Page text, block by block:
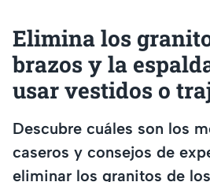
Elimina los
brazos y la
usar vestidos o
Descubre cuáles son los
caseros y consejos de
eliminar los granitos de